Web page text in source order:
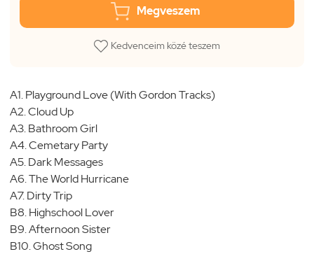
Megveszem
Kedvenceim közé teszem
A1. Playground Love (With Gordon Tracks)
A2. Cloud Up
A3. Bathroom Girl
A4. Cemetary Party
A5. Dark Messages
A6. The World Hurricane
A7. Dirty Trip
B8. Highschool Lover
B9. Afternoon Sister
B10. Ghost Song